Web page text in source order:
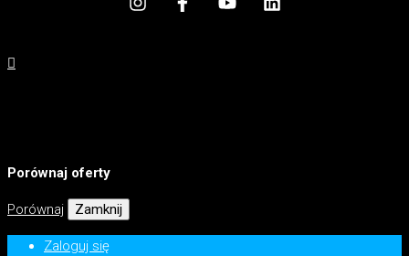
Porównaj oferty
Porównaj Zamknij
Zaloguj się